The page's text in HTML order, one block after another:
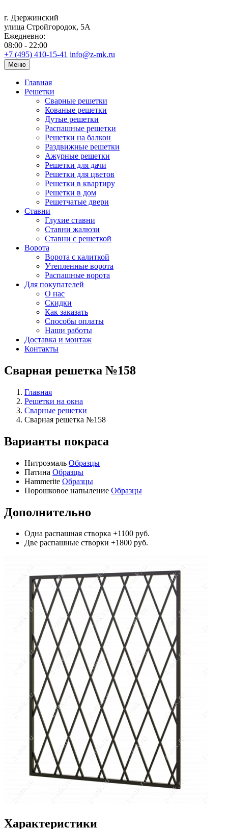
г. Дзержинский
улица Стройгородок, 5А
Ежедневно:
08:00 - 22:00
+7 (495) 410-15-41 info@z-mk.ru
Меню
Главная
Решетки
Сварные решетки
Кованые решетки
Дутые решетки
Распашные решетки
Решетки на балкон
Раздвижные решетки
Ажурные решетки
Решетки для дачи
Решетки для цветов
Решетки в квартиру
Решетки в дом
Решетчатые двери
Ставни
Глухие ставни
Ставни жалюзи
Ставни с решеткой
Ворота
Ворота с калиткой
Утепленные ворота
Распашные ворота
Для покупателей
О нас
Скидки
Как заказать
Способы оплаты
Наши работы
Доставка и монтаж
Контакты
Сварная решетка №158
Главная
Решетки на окна
Сварные решетки
Сварная решетка №158
Варианты покраса
Нитроэмаль Образцы
Патина Образцы
Hammerite Образцы
Порошковое напыление Образцы
Дополнительно
Одна распашная створка +1100 руб.
Две распашные створки +1800 руб.
Характеристики